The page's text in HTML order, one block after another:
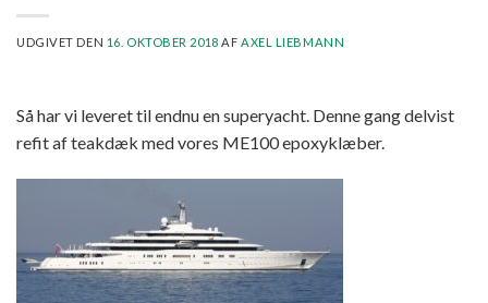
UDGIVET DEN 16. OKTOBER 2018 AF AXEL LIEBMANN
Så har vi leveret til endnu en superyacht. Denne gang delvist
refit af teakdæk med vores ME100 epoxyklæber.